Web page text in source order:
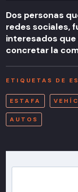
Dos personas
redes sociales,
interesados que
concretar la
ETIQUETAS DE
ESTAFA
AUTOS